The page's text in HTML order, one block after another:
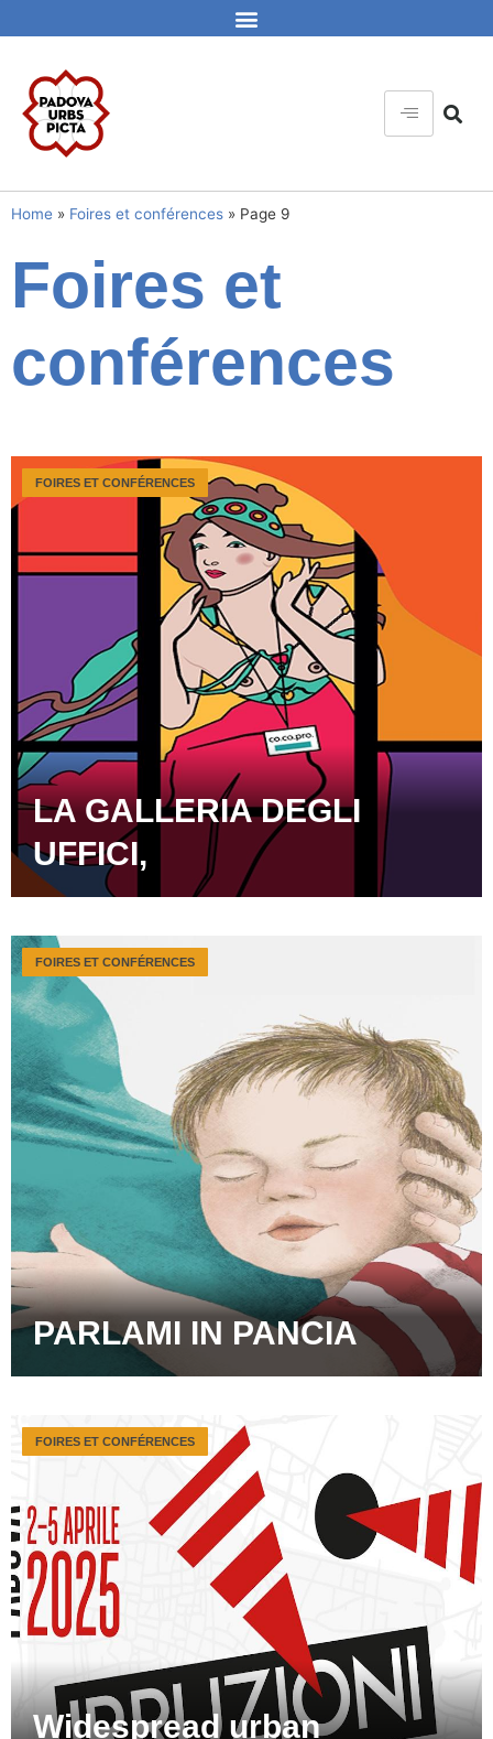
Home » Foires et conférences » Page 9
Foires et
conférences
LA GALLERIA DEGLI
UFFICI,
FOIRES ET CONFÉRENCES
PARLAMI IN PANCIA
FOIRES ET CONFÉRENCES
Widespread urban
FOIRES ET CONFÉRENCES